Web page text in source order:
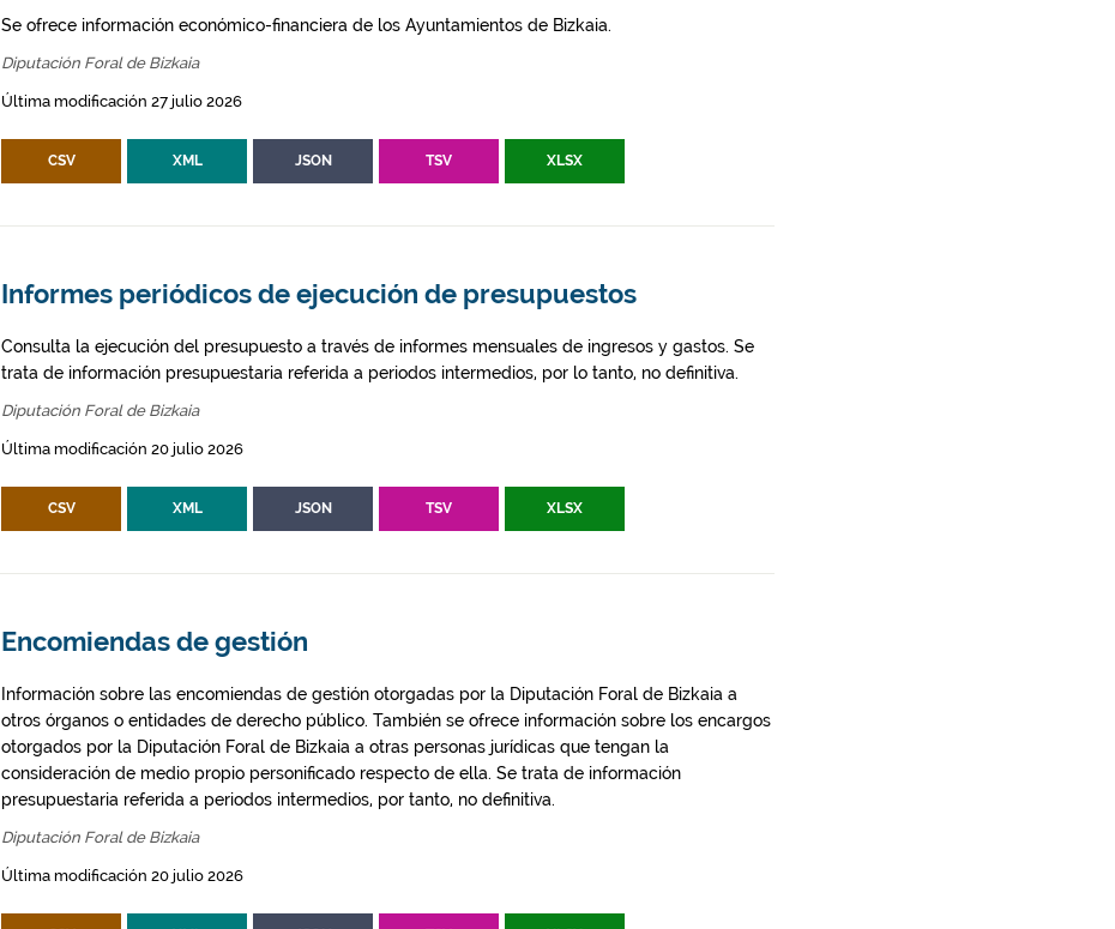
Se ofrece información económico-financiera de los Ayuntamientos de Bizkaia.
Diputación Foral de Bizkaia
Última modificación 27 julio 2026
CSV XML JSON TSV XLSX
Informes periódicos de ejecución de presupuestos
Consulta la ejecución del presupuesto a través de informes mensuales de ingresos y gastos. Se
trata de información presupuestaria referida a periodos intermedios, por lo tanto, no definitiva.
Diputación Foral de Bizkaia
Última modificación 20 julio 2026
CSV XML JSON TSV XLSX
Encomiendas de gestión
Información sobre las encomiendas de gestión otorgadas por la Diputación Foral de Bizkaia a
otros órganos o entidades de derecho público. También se ofrece información sobre los encargos
otorgados por la Diputación Foral de Bizkaia a otras personas jurídicas que tengan la
consideración de medio propio personificado respecto de ella. Se trata de información
presupuestaria referida a periodos intermedios, por tanto, no definitiva.
Diputación Foral de Bizkaia
Última modificación 20 julio 2026